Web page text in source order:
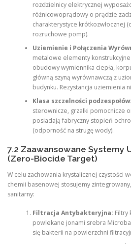
rozdzielnicy elektrycznej
różnicowoprądowy o prądzie
charakterystyce krótkozwłocznej
rozruchowe pomp).
Uziemienie i Połączenia
metalowe elementy
obudowy wymiennika ciepła,
główną szyną wyrównawczą z
budynku. Rezystancja uziemienia
Klasa szczelności podzespołów:
sterownicze, grzałki pomocnicze
posiadają fabryczny stopień
(odporność na strugę wody).
7.2 Zaawansowane Systemy
(Zero-Biocide Target)
W celu zachowania krystalicznej czystości
chemii basenowej stosujemy
sanitarny:
Filtracja Antybakteryjna: Filtry
powlekane jonami srebra
się bakterii na powierzchni